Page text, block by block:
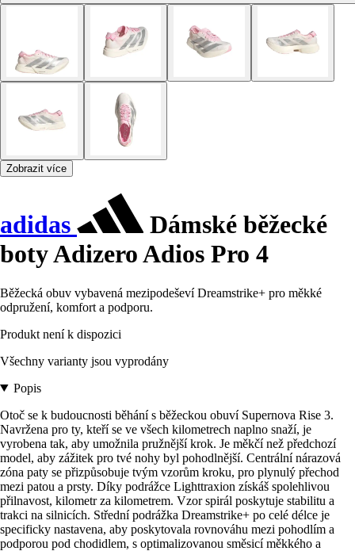
Zobrazit více
adidas
Dámské běžecké
boty Adizero Adios Pro 4
Běžecká obuv vybavená mezipodeševí Dreamstrike+ pro měkké
odpružení, komfort a podporu.
Produkt není k dispozici
Všechny varianty jsou vyprodány
Popis
Otoč se k budoucnosti běhání s běžeckou obuví Supernova Rise 3.
Navržena pro ty, kteří se ve všech kilometrech naplno snaží, je
vyrobena tak, aby umožnila pružnější krok. Je měkčí než předchozí
model, aby zážitek pro tvé nohy byl pohodlnější. Centrální nárazová
zóna paty se přizpůsobuje tvým vzorům kroku, pro plynulý přechod
mezi patou a prsty. Díky podrážce Lighttraxion získáš spolehlivou
přilnavost, kilometr za kilometrem. Vzor spirál poskytuje stabilitu a
trakci na silnicích. Střední podrážka Dreamstrike+ po celé délce je
specificky nastavena, aby poskytovala rovnováhu mezi pohodlím a
podporou pod chodidlem, s optimalizovanou směsicí měkkého a